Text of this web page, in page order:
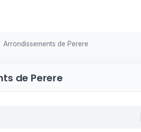
Arrondissements de Perere
de Perere